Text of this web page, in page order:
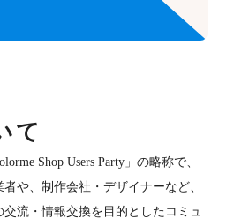
て
Shop Users Party」の略称で、
や、制作会社・デザイナーなど、
流・情報交換を目的としたコミュ